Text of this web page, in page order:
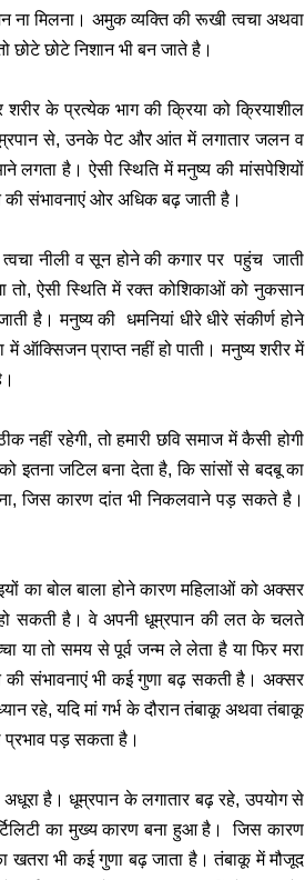
ना मिलना। अमुक व्यक्ति की रूखी त्वचा अथवा
छोटे छोटे निशान भी बन जाते है।
के प्रत्येक भाग की क्रिया को क्रियाशील
से, उनके पेट और आंत में लगातार जलन व
है। ऐसी स्थिति में मनुष्य की मांसपेशियों
संभावनाएं ओर अधिक बढ़ जाती है।
त्वचा नीली व सून होने की कगार पर पहुंच जाती
तो, ऐसी स्थिति में रक्त कोशिकाओं को नुकसान
है। मनुष्य की धमनियां धीरे धीरे संकीर्ण होने
ऑक्सिजन प्राप्त नहीं हो पाती। मनुष्य शरीर में
नहीं रहेगी, तो हमारी छवि समाज में कैसी होगी
जटिल बना देता है, कि सांसों से बदबू का
जिस कारण दांत भी निकलवाने पड़ सकते है।
का बोल बाला होने कारण महिलाओं को अक्सर
हो सकती है। वे अपनी धूम्रपान की लत के चलते
या तो समय से पूर्व जन्म ले लेता है या फिर मरा
की संभावनाएं भी कई गुणा बढ़ सकती है। अक्सर
रहे, यदि मां गर्भ के दौरान तंबाकू अथवा तंबाकू
प्रभाव पड़ सकता है।
अधूरा है। धूम्रपान के लगातार बढ़ रहे, उपयोग से
का मुख्य कारण बना हुआ है। जिस कारण
खतरा भी कई गुणा बढ़ जाता है। तंबाकू में मौजूद